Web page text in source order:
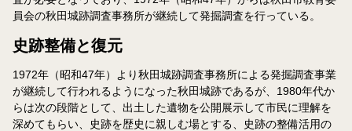
員会の秋田城跡調査事務所が継続して発掘調査を行っている。
史跡整備と復元
1972年（昭和47年）より秋田城跡調査事務所による発掘調査事業
が継続して行われるようになった秋田城跡であるが、1980年代か
らは次の段階として、出土した遺物を公開展示して市民に理解を
深めてもらい、史跡を歴史に親しむ場とする、史跡の整備活用の